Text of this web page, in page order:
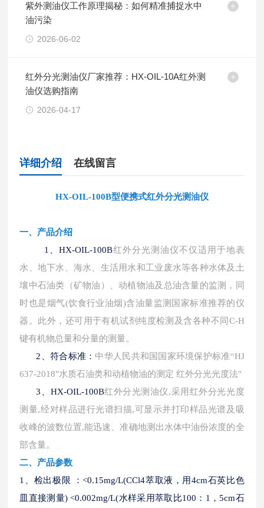
紫外测油仪工作原理揭秘：如何精准捕捉水中
油污染
2026-06-02
红外分光测油仪厂家推荐：HX-OIL-10A红外测
油仪选购指南
2026-04-17
详细介绍 在线留言
HX-OIL-100B型便携式红外分光测油仪
一、产品介绍
1、HX-OIL-100B红外分光测油仪不仅适用于地表
水、地下水、海水、生活用水和工业废水等各种水体及土
壤中石油类（矿物油）、动植物油及总油含量的监测，同
时也是烟气(饮食行业油烟)含油量监测国家标准推荐的仪
器。此外，还可用于有机试剂纯度检测及含各种不同C-H
键有机物总量和分量的测量。
2、符合标准： 中华人民共和国国家环境保护标准“HJ
637-2018"水质石油类和动植物油的测定 红外分光光度法"
3、 HX-OIL-100B红外分光测油仪,采用红外分光光度
测量,经对样品进行光谱扫描,可显示并打印样品光谱及吸
收峰的波数位置,能迅速、准确地测出水体中油份浓度的全
部含量。
二、 产品参数
1、检出极限 ：<0.15mg/L(CCl4萃取液，用4cm石英比色
皿直接测量) <0.002mg/L(水样采用萃取比100：1，5cm石